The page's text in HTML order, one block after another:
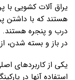
یراق آلات کشویی با
هستند که با داشتن
درب و پنجره هستند.
در باز و بسته شدن،
یکی از کاربردهای
استفاده آنها در